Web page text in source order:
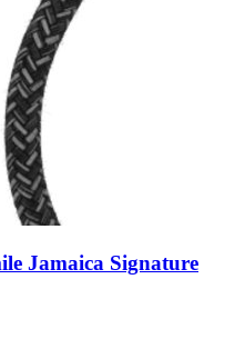
Jamaica Signature